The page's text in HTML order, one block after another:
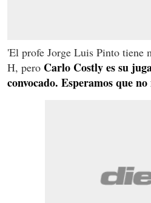
'El profe Jorge Luis Pinto tiene
H, pero Carlo Costly es su
convocado. Esperamos que